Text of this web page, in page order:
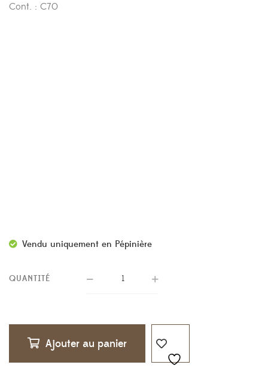
Cont. : C70
Vendu uniquement en Pépinière
QUANTITÉ
Ajouter au panier